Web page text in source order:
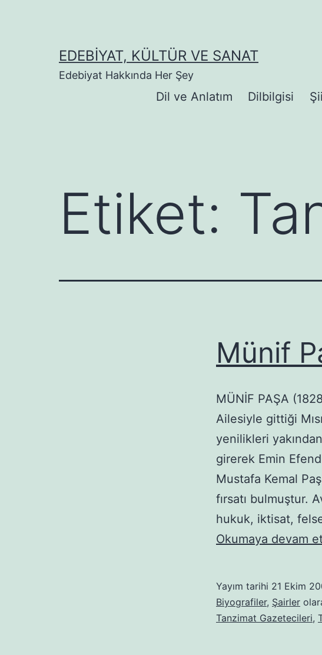
EDEBIYAT, KÜLTÜR VE SANAT
Edebiyat Hakkında Her Şey
Dil ve Anlatım Dilbilgisi
Etiket:
Münif
MÜNİF PAŞA
Ailesiyle gittiği
yenilikleri
girerek Emin
Mustafa Kemal
fırsatı bulmuştur.
hukuk, iktisat,
Okumaya devam
Yayım tarihi 21 Ekim
Biyografiler, Şairler
Tanzimat Gazetecileri,